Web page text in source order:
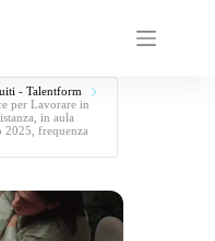
- Talentform
per Lavorare in
in aula
2025, frequenza